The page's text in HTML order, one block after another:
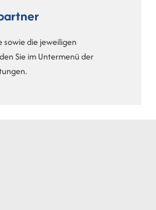
sowie die jeweiligen
Sie im Untermenü der